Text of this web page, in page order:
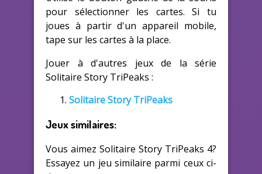
pour sélectionner les cartes. Si tu
joues à partir d'un appareil mobile,
tape sur les cartes à la place.
Jouer à d'autres jeux de la série
Solitaire Story TriPeaks :
Solitaire Story TriPeaks
Jeux similaires:
Vous aimez Solitaire Story TriPeaks 4?
Essayez un jeu similaire parmi ceux ci-